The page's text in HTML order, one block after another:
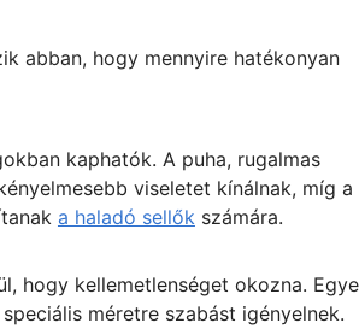
abban, hogy mennyire hatékonyan
kaphatók. A puha, rugalmas
viseletet kínálnak, míg a
a haladó sellőkszámára.
hogy kellemetlenséget okozna.
méretre szabást igényelnek.